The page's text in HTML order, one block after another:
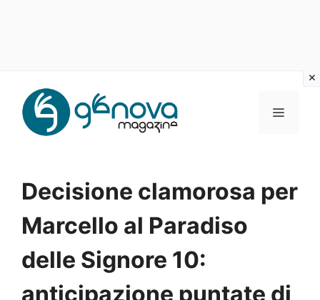
contenuto
MENU
Decisione clamorosa per
Marcello al Paradiso
delle Signore 10:
anticipazione puntate di